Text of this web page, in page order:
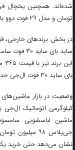
تومان و مدل ۲۹ فوت دوو با قیمت ۲۱۷ میلیون تومان در بازار عرضه می‌شود.
در بخش برندهای خارجی،
بای ساید ۳۰ فوت ال‌جی حدود ۴۱۸ میلیون تومان قیمت دارد.
نشان می‌دهد حتی خرید یک